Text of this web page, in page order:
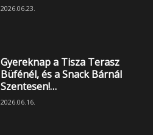
2026.06.23.
Gyereknap a Tisza Terasz
Büfénél, és a Snack Bárnál
Szentesen!…
2026.06.16.